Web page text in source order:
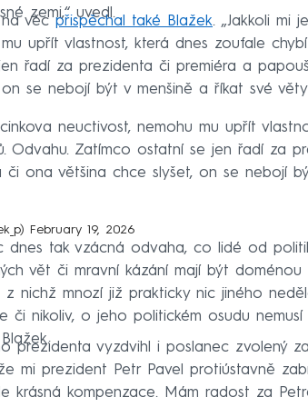
zemi,“ uvedl.
na věcpřispěchal také Blažek. „Jakkoli mi
upřít vlastnost, která dnes zoufale
řadí za prezidenta či premiéra a
se nebojí být v menšině a říkat své
neuctivost, nemohu mu upřít
Odvahu. Zatímco ostatní se jen řadí za
ona většina chce slyšet, on se nebojí
February 19, 2026
dnes tak vzácná odvaha, co lidé od
vět či mravní kázání mají být doménou
z nichž mnozí již prakticky nic jiného
či nikoliv, o jeho politickém osudu
prezidenta vyzdvihl i poslanec zvolený
mi prezident Petr Pavel protiústavně
krásná kompenzace. Mám radost za